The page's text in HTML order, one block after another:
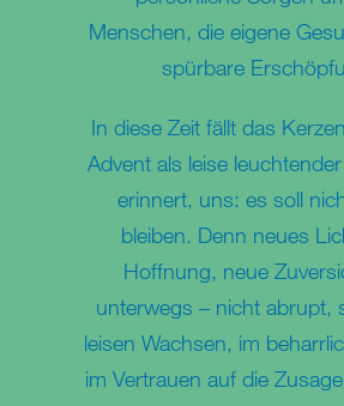
Menschen, die eigene
spürbare
In diese Zeit fällt das
Advent als leise
erinnert, uns: es soll
bleiben. Denn neues
Hoffnung, neue
unterwegs – nicht abrupt,
leisen Wachsen, im
im Vertrauen auf die